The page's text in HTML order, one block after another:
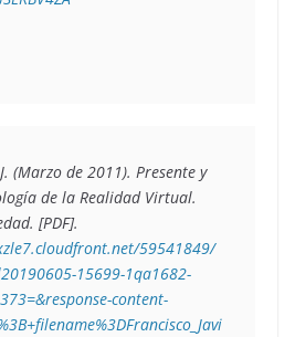
(Marzo de 2011). Presente y
de la Realidad Virtual.
59541849/
15699-1qa1682-
content-